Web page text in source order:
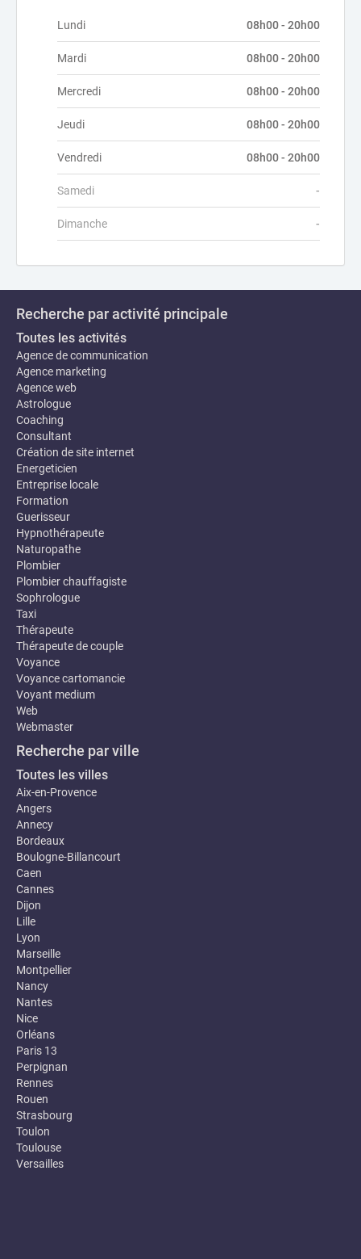
Lundi 08h00 - 20h00
Mardi 08h00 - 20h00
Mercredi 08h00 - 20h00
Jeudi 08h00 - 20h00
Vendredi 08h00 - 20h00
Samedi -
Dimanche -
Recherche par activité principale
Toutes les activités
Agence de communication
Agence marketing
Agence web
Astrologue
Coaching
Consultant
Création de site internet
Energeticien
Entreprise locale
Formation
Guerisseur
Hypnothérapeute
Naturopathe
Plombier
Plombier chauffagiste
Sophrologue
Taxi
Thérapeute
Thérapeute de couple
Voyance
Voyance cartomancie
Voyant medium
Web
Webmaster
Recherche par ville
Toutes les villes
Aix-en-Provence
Angers
Annecy
Bordeaux
Boulogne-Billancourt
Caen
Cannes
Dijon
Lille
Lyon
Marseille
Montpellier
Nancy
Nantes
Nice
Orléans
Paris 13
Perpignan
Rennes
Rouen
Strasbourg
Toulon
Toulouse
Versailles